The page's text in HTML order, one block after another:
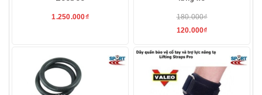
1.250.000₫
180.000₫
120.000₫